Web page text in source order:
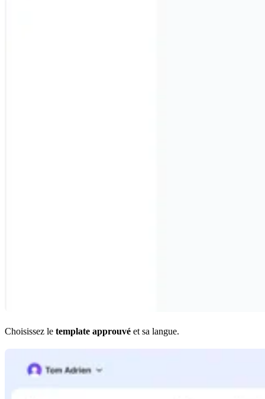
Choisissez le template approuvé et sa langue.